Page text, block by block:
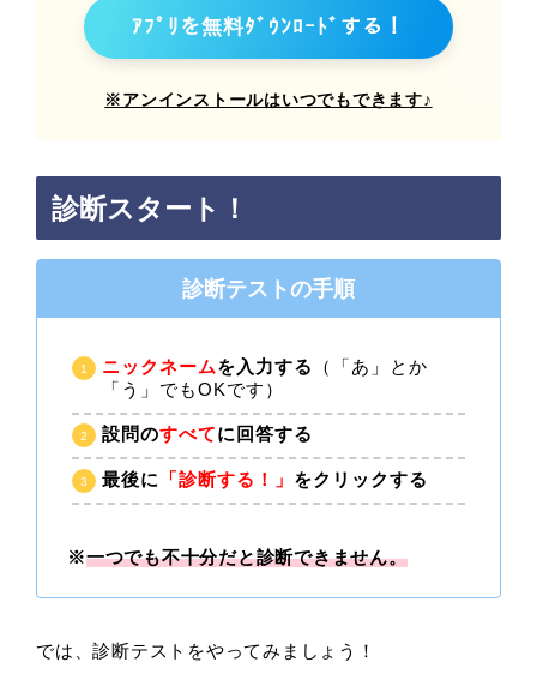
ｱﾌﾟﾘを無料ﾀﾞｳﾝﾛｰﾄﾞする！
※アンインストールはいつでもできます♪
診断スタート！
診断テストの手順
ニックネームを入力する
（「あ」とか
「う」でもOKです）
設問のすべてに回答する
最後に 「診断する！」 をクリックする
※一つでも不十分だと診断できません。
では、診断テストをやってみましょう！